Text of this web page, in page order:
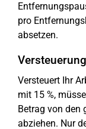
pro
absetzen.
Versteuert Ihr
mit 15 %,
Betrag von den
abziehen. Nur